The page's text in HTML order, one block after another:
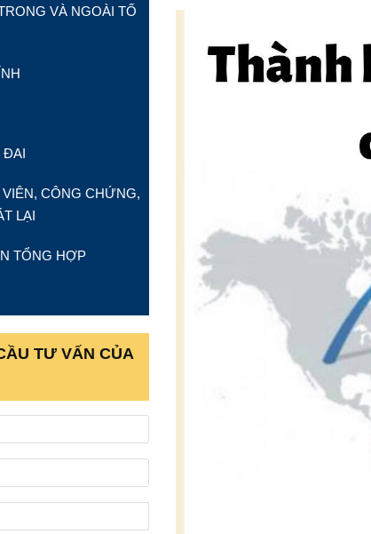
VÀ NGOÀI TỐ
ĐAI
CÔNG CHỨNG,
LẠI
TỔNG HỢP
TƯ VẤN CỦA